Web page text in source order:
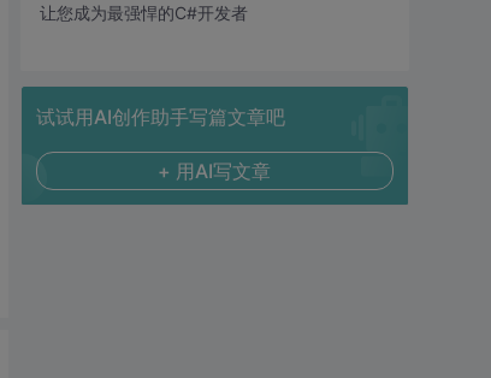
让您成为最强悍的C#开发者
试试用AI创作助手写篇文章吧
+ 用AI写文章